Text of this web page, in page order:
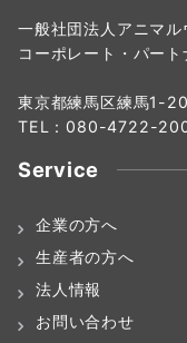
一般社団法人アニマル
コーポレート・パー
東京都練馬区練馬1-
TEL：080-4722-
Service
企業の方へ
生産者の方へ
法人情報
お問い合わせ